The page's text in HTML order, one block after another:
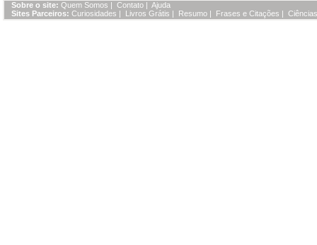
Sobre o site: Quem Somos | Contato | Ajuda
Sites Parceiros: Curiosidades | Livros Grátis | Resumo | Frases e Citações |